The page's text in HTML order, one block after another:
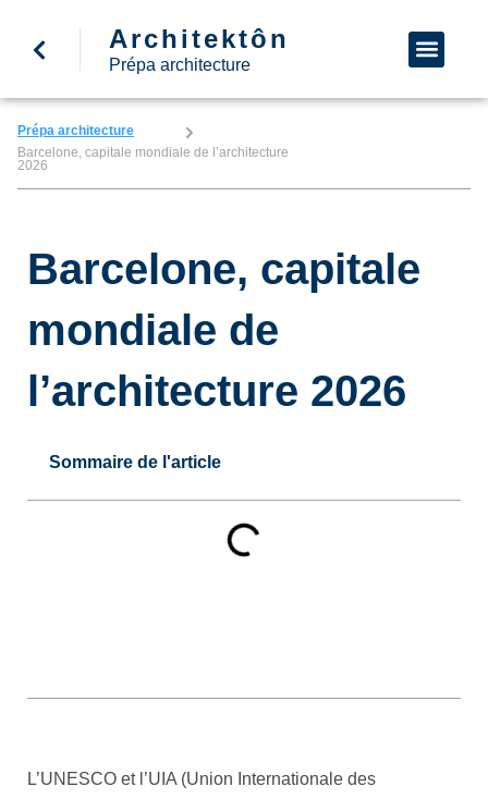
Architektôn
Prépa architecture
Prépa architecture
Barcelone, capitale mondiale de l’architecture
2026
Barcelone, capitale
mondiale de
l’architecture 2026
Sommaire de l'article
L’UNESCO et l’UIA (Union Internationale des